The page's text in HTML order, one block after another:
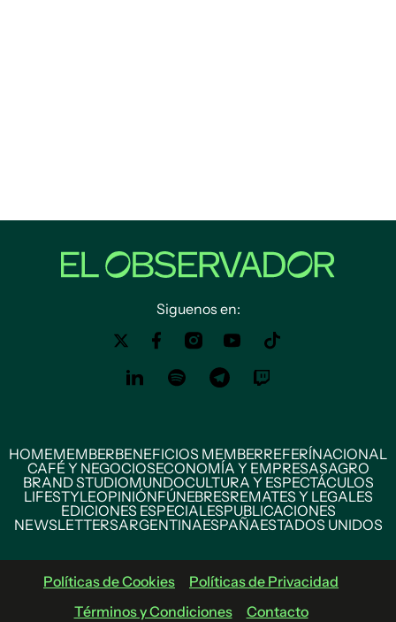
Siguenos en:
HOMEMEMBERBENEFICIOS MEMBERREFERÍNACIONAL
CAFÉ Y NEGOCIOSECONOMÍA Y EMPRESASAGRO
BRAND STUDIOMUNDOCULTURA Y ESPECTÁCULOS
LIFESTYLEOPINIÓNFÚNEBRESREMATES Y LEGALES
EDICIONES ESPECIALESPUBLICACIONES
NEWSLETTERSARGENTINAESPAÑAESTADOS UNIDOS
Políticas de Cookies
Políticas de Privacidad
Términos y Condiciones
Contacto